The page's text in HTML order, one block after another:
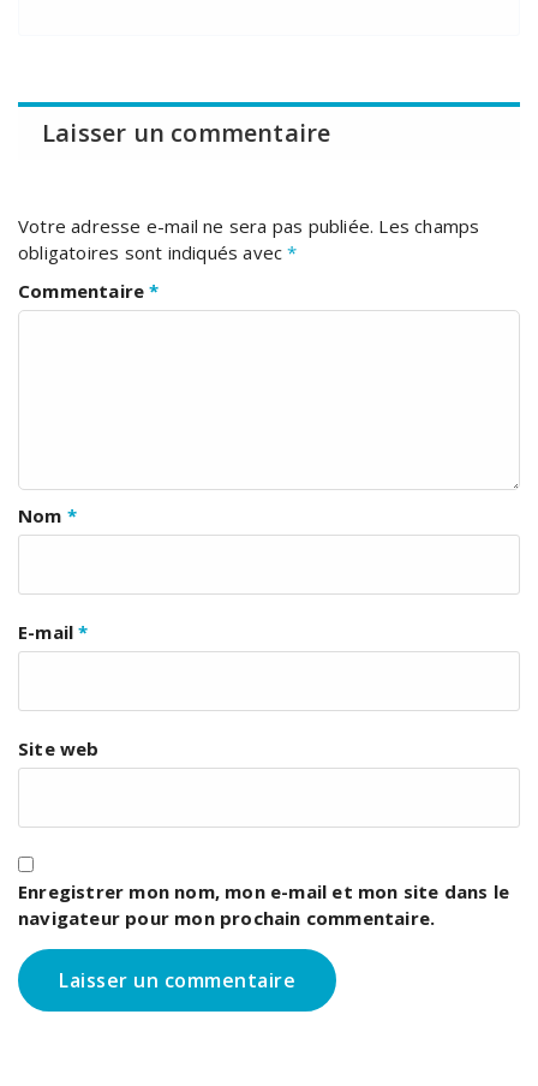
Laisser un commentaire
Votre adresse e-mail ne sera pas publiée. Les champs
obligatoires sont indiqués avec*
Commentaire*
Nom *
E-mail*
Site web
Enregistrer mon nom, mon e-mail et mon site dans le
navigateur pour mon prochain commentaire.